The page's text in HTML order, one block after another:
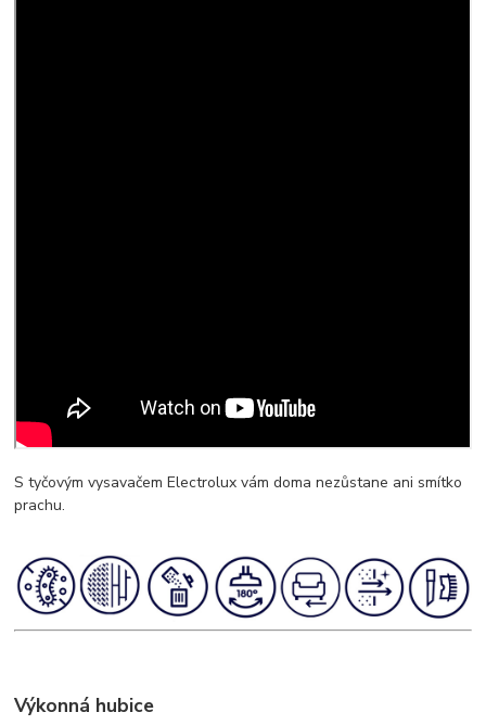
S tyčovým vysavačem Electrolux vám doma nezůstane ani smítko
prachu.
Výkonná hubice